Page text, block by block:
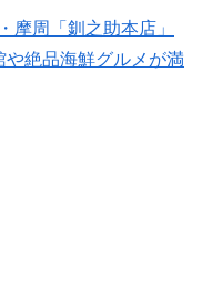
摩周
「釧之助本店」
絶品海鮮グルメが満